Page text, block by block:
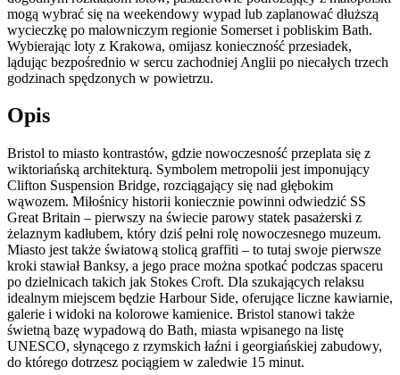
mogą wybrać się na weekendowy wypad lub zaplanować dłuższą
wycieczkę po malowniczym regionie Somerset i pobliskim Bath.
Wybierając loty z Krakowa, omijasz konieczność przesiadek,
lądując bezpośrednio w sercu zachodniej Anglii po niecałych trzech
godzinach spędzonych w powietrzu.
Opis
Bristol to miasto kontrastów, gdzie nowoczesność przeplata się z
wiktoriańską architekturą. Symbolem metropolii jest imponujący
Clifton Suspension Bridge, rozciągający się nad głębokim
wąwozem. Miłośnicy historii koniecznie powinni odwiedzić SS
Great Britain – pierwszy na świecie parowy statek pasażerski z
żelaznym kadłubem, który dziś pełni rolę nowoczesnego muzeum.
Miasto jest także światową stolicą graffiti – to tutaj swoje pierwsze
kroki stawiał Banksy, a jego prace można spotkać podczas spaceru
po dzielnicach takich jak Stokes Croft. Dla szukających relaksu
idealnym miejscem będzie Harbour Side, oferujące liczne kawiarnie,
galerie i widoki na kolorowe kamienice. Bristol stanowi także
świetną bazę wypadową do Bath, miasta wpisanego na listę
UNESCO, słynącego z rzymskich łaźni i georgiańskiej zabudowy,
do którego dotrzesz pociągiem w zaledwie 15 minut.